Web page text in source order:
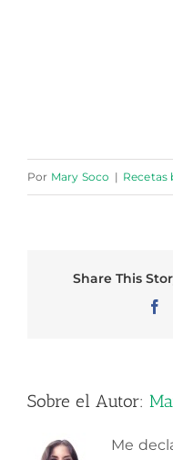
Por Mary Soco | Recetas
Share This
Sobre el Autor:
Me